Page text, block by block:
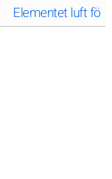
Elementet luft för